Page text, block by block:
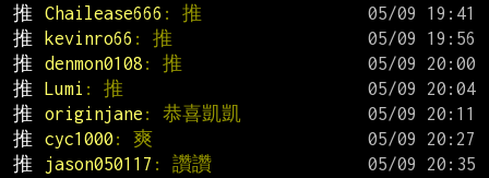
推
Chailease666 : 推
推
kevinro66 : 推
推
denmon0108 : 推
推
Lumi : 推
推
originjane : 恭喜凱凱
推
cyc1000 : 爽
推
jason050117 : 讚讚